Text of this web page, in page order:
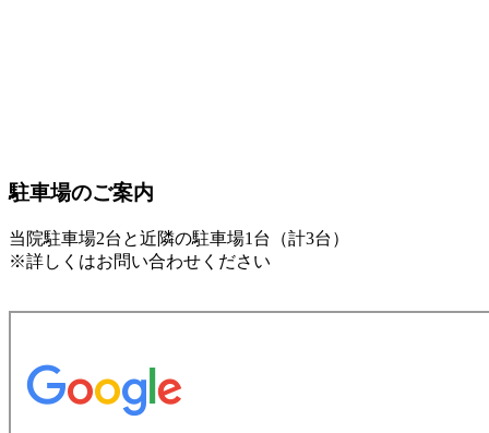
駐車場のご案内
当院駐車場2台と近隣の駐車場1台（計3台）
※詳しくはお問い合わせください